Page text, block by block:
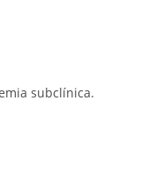
subclínica.